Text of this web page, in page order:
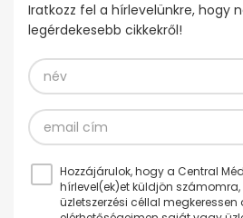
Iratkozz fel a hírlevelünkre, hogy
legérdekesebb cikkekről!
Hozzájárulok, hogy a Central
hírlevel(ek)et küldjön számomra,
üzletszerzési céllal